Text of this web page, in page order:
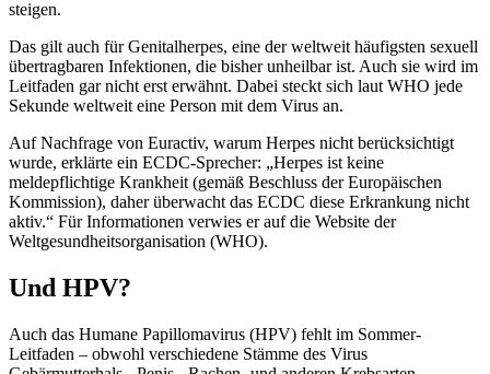
steigen.
Das gilt auch für Genitalherpes, eine der weltweit häufigsten sexuell
übertragbaren Infektionen, die bisher unheilbar ist. Auch sie wird im
Leitfaden gar nicht erst erwähnt. Dabei steckt sich laut WHO jede
Sekunde weltweit eine Person mit dem Virus an.
Auf Nachfrage von Euractiv, warum Herpes nicht berücksichtigt
wurde, erklärte ein ECDC-Sprecher: „Herpes ist keine
meldepflichtige Krankheit (gemäß Beschluss der Europäischen
Kommission), daher überwacht das ECDC diese Erkrankung nicht
aktiv.“ Für Informationen verwies er auf die Website der
Weltgesundheitsorganisation (WHO).
Und HPV?
Auch das Humane Papillomavirus (HPV) fehlt im Sommer-
Leitfaden – obwohl verschiedene Stämme des Virus